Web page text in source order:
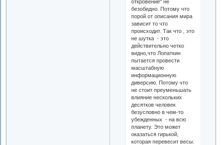
откровение" не
безобидно. Потому что
порой от описания мира
зависит то что
происходит. Так что , это
не шутка - это
действительно четко
видно,что Лопаткин
пытается провести
масштабную
информационную
диверсию. Потому что
не стоит преуменьшать
влияние нескольких
десятков человек
безусловно в чем-то
убежденных - на всю
планету. Это может
оказаться гирькой,
которая перевесит весы.